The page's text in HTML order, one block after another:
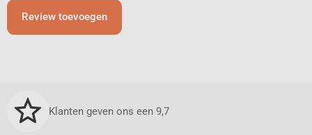
Review toevoegen
Klanten geven ons een 9,7